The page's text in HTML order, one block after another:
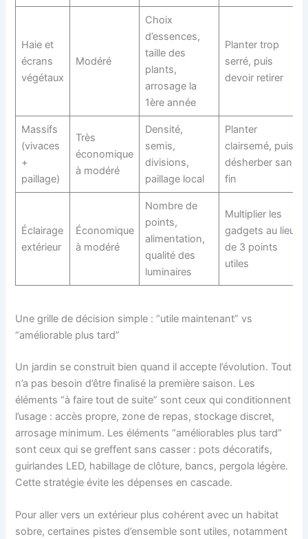
Haie et
écrans
végétaux
Modéré
Choix
d’essences,
taille des
plants,
arrosage la
1ère année
Planter trop
serré, puis
devoir retirer
Massifs
(vivaces
+
paillage)
Très
économique
à modéré
Densité,
semis,
divisions,
paillage local
Planter
clairsemé, puis
désherber sans
fin
Éclairage
extérieur
Économique
à modéré
Nombre de
points,
alimentation,
qualité des
luminaires
Multiplier les
gadgets au lieu
de 3 points
utiles
Une grille de décision simple : “utile maintenant” vs
“améliorable plus tard”
Un jardin se construit bien quand il accepte l’évolution. Tout
n’a pas besoin d’être finalisé la première saison. Les
éléments “à faire tout de suite” sont ceux qui conditionnent
l’usage : accès propre, zone de repas, stockage discret,
arrosage minimum. Les éléments “améliorables plus tard”
sont ceux qui se greffent sans casser : pots décoratifs,
guirlandes LED, habillage de clôture, bancs, pergola légère.
Cette stratégie évite les dépenses en cascade.
Pour aller vers un extérieur plus cohérent avec un habitat
sobre, certaines pistes d’ensemble sont utiles, notamment